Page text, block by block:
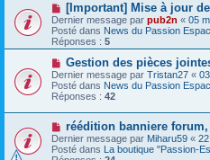
[Important] Mise à jour
Dernier message par pub2n « 05
Posté dans News du Passion
Réponses : 5
Gestion des pièces
Dernier message par Tristan27 «
Posté dans News du Passion
Réponses : 42
réédition banniere
Dernier message par Miharu59 «
Posté dans La boutique "Passion-